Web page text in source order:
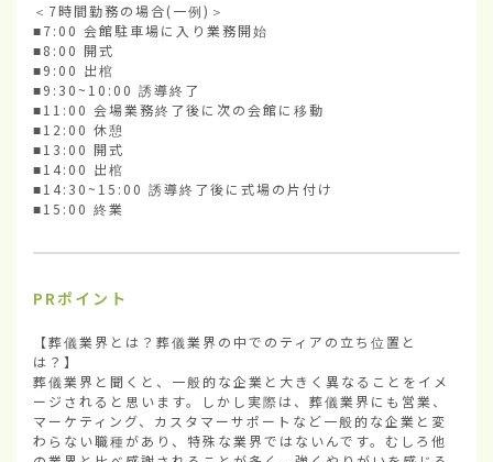
＜7時間勤務の場合(一例)＞
■7:00 会館駐車場に入り業務開始
■8:00 開式
■9:00 出棺
■9:30~10:00 誘導終了
■11:00 会場業務終了後に次の会館に移動
■12:00 休憩
■13:00 開式
■14:00 出棺
■14:30~15:00 誘導終了後に式場の片付け
■15:00 終業
PRポイント
【葬儀業界とは？葬儀業界の中でのティアの立ち位置と
は？】
葬儀業界と聞くと、一般的な企業と大きく異なることをイメ
ージされると思います。しかし実際は、葬儀業界にも営業、
マーケティング、カスタマーサポートなど一般的な企業と変
わらない職種があり、特殊な業界ではないんです。むしろ他